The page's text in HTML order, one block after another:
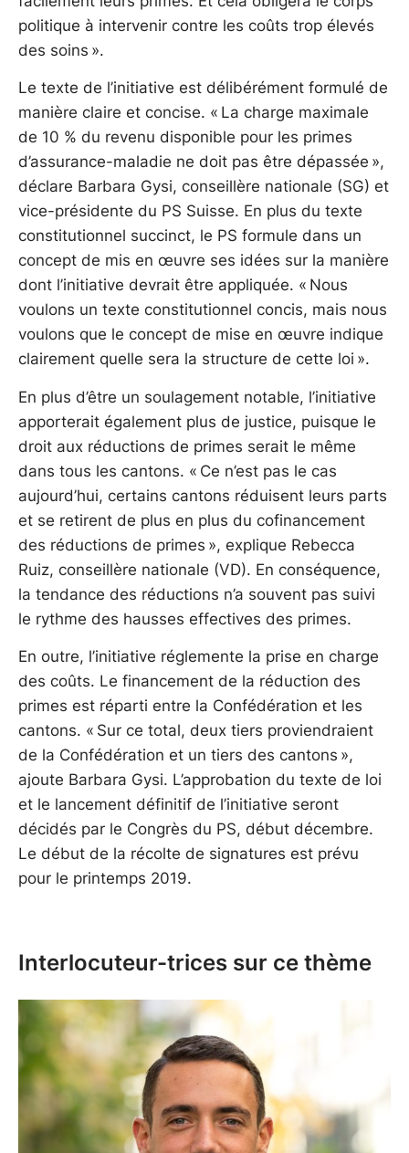
politique à intervenir contre les coûts trop élevés
des soins ».
Le texte de l’initiative est délibérément formulé de
manière claire et concise. « La charge maximale
de 10 % du revenu disponible pour les primes
d’assurance-maladie ne doit pas être dépassée »,
déclare Barbara Gysi, conseillère nationale (SG) et
vice-présidente du PS Suisse. En plus du texte
constitutionnel succinct, le PS formule dans un
concept de mis en œuvre ses idées sur la manière
dont l’initiative devrait être appliquée. « Nous
voulons un texte constitutionnel concis, mais nous
voulons que le concept de mise en œuvre indique
clairement quelle sera la structure de cette loi ».
En plus d’être un soulagement notable, l’initiative
apporterait également plus de justice, puisque le
droit aux réductions de primes serait le même
dans tous les cantons. « Ce n’est pas le cas
aujourd’hui, certains cantons réduisent leurs parts
et se retirent de plus en plus du cofinancement
des réductions de primes », explique Rebecca
Ruiz, conseillère nationale (VD). En conséquence,
la tendance des réductions n’a souvent pas suivi
le rythme des hausses effectives des primes.
En outre, l’initiative réglemente la prise en charge
des coûts. Le financement de la réduction des
primes est réparti entre la Confédération et les
cantons. « Sur ce total, deux tiers proviendraient
de la Confédération et un tiers des cantons »,
ajoute Barbara Gysi. L’approbation du texte de loi
et le lancement définitif de l’initiative seront
décidés par le Congrès du PS, début décembre.
Le début de la récolte de signatures est prévu
pour le printemps 2019.
Interlocuteur-trices sur ce thème